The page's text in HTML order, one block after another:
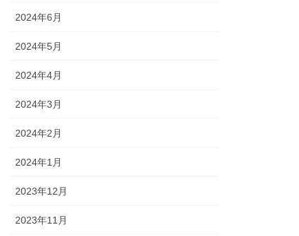
2024年6月
2024年5月
2024年4月
2024年3月
2024年2月
2024年1月
2023年12月
2023年11月